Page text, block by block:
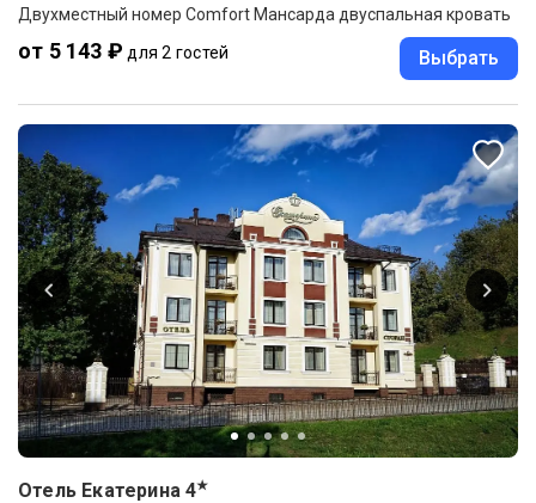
Двухместный номер Comfort Мансарда двуспальная кровать
от 5 143 ₽ для 2 гостей Выбрать
Отель Екатерина 4★